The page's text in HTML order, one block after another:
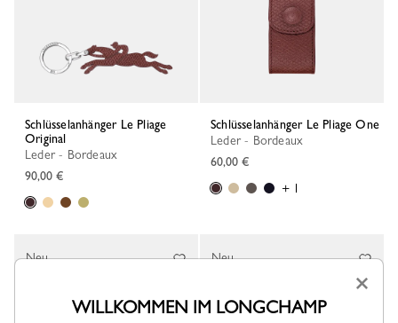
Schlüsselanhänger Le Pliage
Original
Leder - Bordeaux
90,00 €
Schlüsselanhänger Le Pliage One
Leder - Bordeaux
60,00 €
+ 1
Neu Neu
×
WILLKOMMEN IM LONGCHAMP